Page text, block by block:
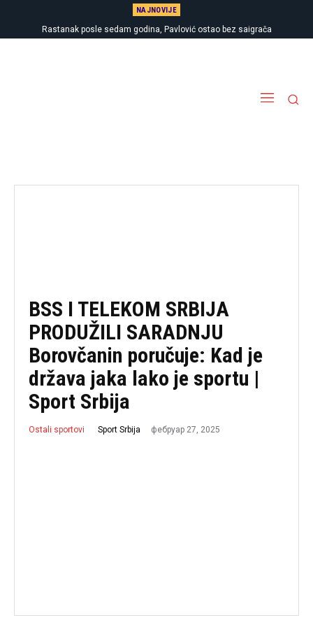
NAJNOVIJE
Rastanak posle sedam godina, Pavlović ostao bez saigrača
BSS I TELEKOM SRBIJA
PRODUŽILI SARADNJU
Borovčanin poručuje: Kad je
država jaka lako je sportu |
Sport Srbija
Ostali sportovi Sport Srbija фебруар 27, 2025